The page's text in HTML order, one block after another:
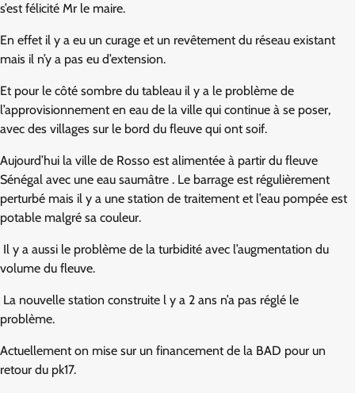
s’est félicité Mr le maire.
En effet il y a eu un curage et un revêtement du réseau existant
mais il n’y a pas eu d’extension.
Et pour le côté sombre du tableau il y a le problème de
l’approvisionnement en eau de la ville qui continue à se poser,
avec des villages sur le bord du fleuve qui ont soif.
Aujourd’hui la ville de Rosso est alimentée à partir du fleuve
Sénégal avec une eau saumâtre . Le barrage est régulièrement
perturbé mais il y a une station de traitement et l’eau pompée est
potable malgré sa couleur.
Il y a aussi le problème de la turbidité avec l’augmentation du
volume du fleuve.
La nouvelle station construite l y a 2 ans n’a pas réglé le
problème.
Actuellement on mise sur un financement de la BAD pour un
retour du pk17.